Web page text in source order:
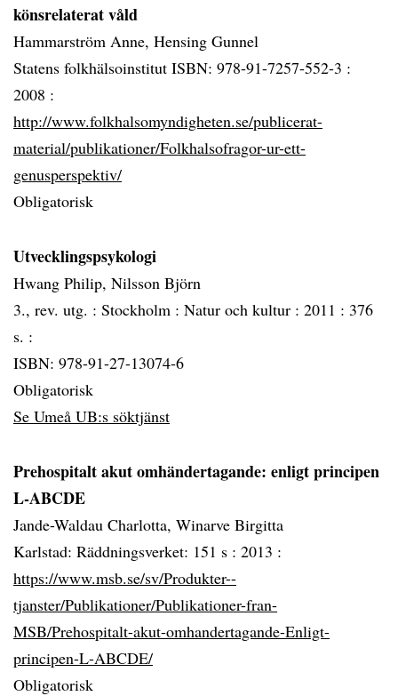
könsrelaterat våld
Hammarström Anne, Hensing Gunnel
Statens folkhälsoinstitut ISBN: 978-91-7257-552-3 :
2008 :
http://www.folkhalsomyndigheten.se/publicerat-
material/publikationer/Folkhalsofragor-ur-ett-
genusperspektiv/
Obligatorisk
Utvecklingspsykologi
Hwang Philip, Nilsson Björn
3., rev. utg. : Stockholm : Natur och kultur : 2011 : 376
s. :
ISBN: 978-91-27-13074-6
Obligatorisk
Se Umeå UB:s söktjänst
Prehospitalt akut omhändertagande: enligt principen
L-ABCDE
Jande-Waldau Charlotta, Winarve Birgitta
Karlstad: Räddningsverket: 151 s : 2013 :
https://www.msb.se/sv/Produkter--
tjanster/Publikationer/Publikationer-fran-
MSB/Prehospitalt-akut-omhandertagande-Enligt-
principen-L-ABCDE/
Obligatorisk